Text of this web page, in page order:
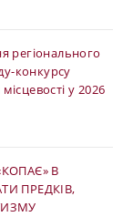
регіонального
конкурсу
у 2026
В
ПРЕДКІВ,